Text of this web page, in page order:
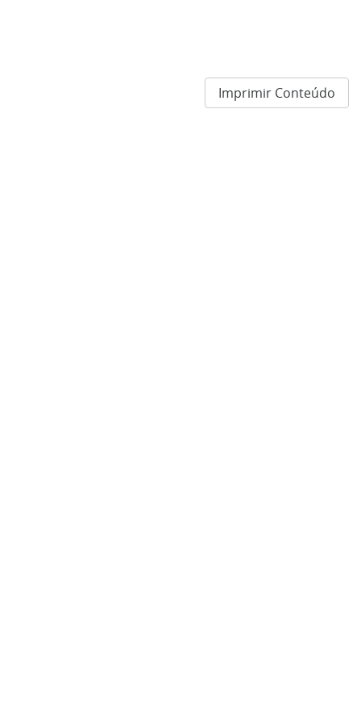
Imprimir Conteúdo